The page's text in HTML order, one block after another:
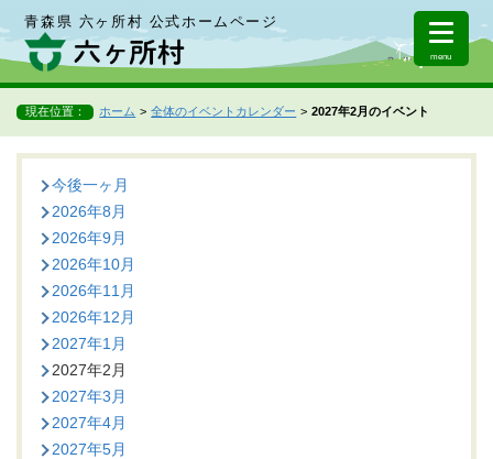
青森県 六ヶ所村 公式ホームページ
menu
現在位置： ホーム 全体のイベントカレンダー 2027年2月のイベント
今後一ヶ月
2026年8月
2026年9月
2026年10月
2026年11月
2026年12月
2027年1月
2027年2月
2027年3月
2027年4月
2027年5月